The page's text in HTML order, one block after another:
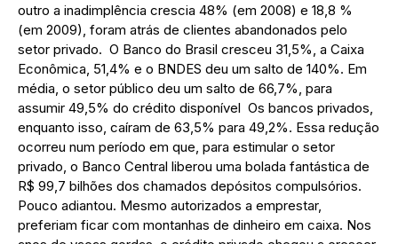
outro a inadimplência crescia 48% (em 2008) e 18,8 %
(em 2009), foram atrás de clientes abandonados pelo
setor privado. O Banco do Brasil cresceu 31,5%, a Caixa
Econômica, 51,4% e o BNDES deu um salto de 140%. Em
média, o setor público deu um salto de 66,7%, para
assumir 49,5% do crédito disponível Os bancos privados,
enquanto isso, caíram de 63,5% para 49,2%. Essa redução
ocorreu num período em que, para estimular o setor
privado, o Banco Central liberou uma bolada fantástica de
R$ 99,7 bilhões dos chamados depósitos compulsórios.
Pouco adiantou. Mesmo autorizados a emprestar,
preferiam ficar com montanhas de dinheiro em caixa. Nos